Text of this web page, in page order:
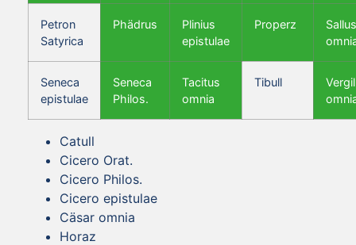
Petron
Satyrica
Phädrus
Plinius
epistulae
Properz
Seneca
epistulae
Seneca
Philos.
Tacitus
omnia
Tibull
Vergil
Catull
Cicero Orat.
Cicero Philos.
Cicero epistulae
Cäsar omnia
Horaz